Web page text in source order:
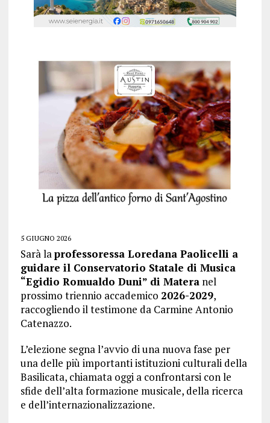
5 GIUGNO 2026
Sarà laprofessoressa Loredana Paolicelli a
guidare il Conservatorio Statale di Musica
“Egidio Romualdo Duni” di Materanel
prossimo triennio accademico 2026-2029,
raccogliendo il testimone da Carmine Antonio
Catenazzo.
L’elezione segna l’avvio di una nuova fase per
una delle più importanti istituzioni culturali della
Basilicata, chiamata oggi a confrontarsi con le
sfide dell’alta formazione musicale, della ricerca
e dell’internazionalizzazione.